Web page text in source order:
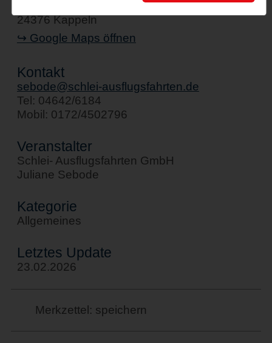
24376 Kappeln
↪ Google Maps öffnen
Kontakt
sebode@schlei-ausflugsfahrten.de
Tel: 04642/6184
Mobil: 0172/4502796
Veranstalter
Schlei- Ausflugsfahrten GmbH
Juliane Sebode
Kategorie
Allgemeines
Letztes Update
23.02.2026
Merkzettel: speichern